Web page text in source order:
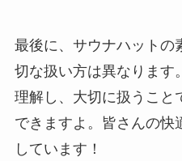
最後に、サウナハットの
切な扱い方は異なります
理解し、大切に扱うこと
できますよ。皆さんの快
しています！